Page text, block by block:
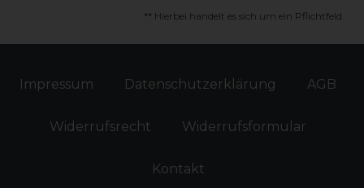
** Hierbei handelt es sich um ein Pflichtfeld.
Impressum Daten­schutz­erklärung AGB
Widerrufs­recht Widerrufs­formular
Kontakt